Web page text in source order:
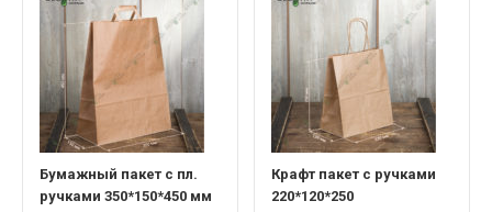
Бумажный пакет с пл.
ручками 350*150*450 мм
Крафт пакет с ручками
220*120*250